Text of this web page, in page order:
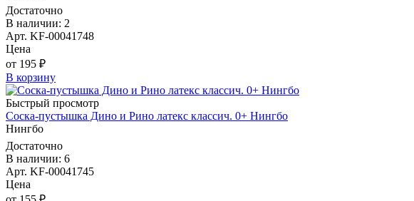
Достаточно
В наличии: 2
Арт. KF-00041748
Цена
от 195 ₽
В корзину
Быстрый просмотр
Соска-пустышка Дино и Рино латекс классич. 0+ Нингбо
Нингбо
Достаточно
В наличии: 6
Арт. KF-00041745
Цена